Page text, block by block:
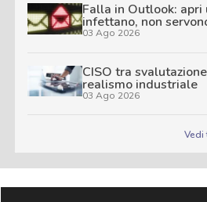
Falla in Outlook: apri
infettano, non
03 Ago 2026
CISO tra
realismo industriale
03 Ago 2026